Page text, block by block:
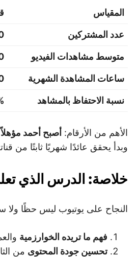
المقياس
عدد المشتركين
متوسط مشاهدات الفيديو
ساعات المشاهدة الشهرية
نسبة الاحتفاظ بالمشاهد
الأهم من الأرقام: أصبح أحمد
وبدأ يحقق عائدًا شهريًا ثابتًا من
خلاصة: الدرس الذي
النجاح على يوتيوب ليس حظًا ولا
فهم ما تريده الخوارزمية
تحسين جودة المحتوى من